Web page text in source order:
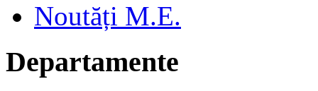
Noutăți M.E.
Departamente